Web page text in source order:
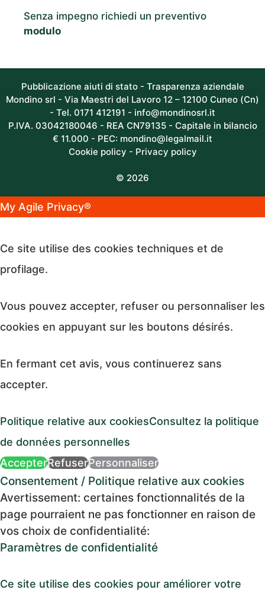
Senza impegno richiedi un preventivo
modulo
Pubblicazione aiuti di stato - Trasparenza aziendale
Mondino srl - Via Maestri del Lavoro 12 – 12100 Cuneo (Cn)
- Tel. 0171 412191 - info@mondinosrl.it
P.IVA. 03042180046 - REA CN79135 - Capitale in bilancio
€ 11.000 - PEC: mondino@legalmail.it
Cookie policy - Privacy policy
© 2026
My Agile Privacy®
Ce site utilise des cookies techniques et de
profilage.
Vous pouvez accepter, refuser ou personnaliser les
cookies en appuyant sur les boutons désirés.
En fermant cet avis, vous continuerez sans
accepter.
Politique relative aux cookiesConsultez la politique
de données personnelles
AccepterRefuserPersonnaliser
Consentement / Politique relative aux cookies
Avertissement: certaines fonctionnalités de la
page pourraient ne pas fonctionner en raison de
vos choix de confidentialité:
Paramètres de confidentialité
Ce site utilise des cookies pour améliorer votre